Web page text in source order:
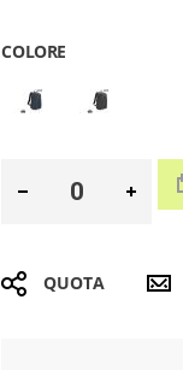
COLORE
QUOTA